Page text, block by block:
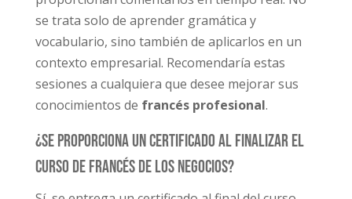
se trata solo de aprender gramática y
vocabulario, sino también de aplicarlos en un
contexto empresarial. Recomendaría estas
sesiones a cualquiera que desee mejorar sus
conocimientos de francés profesional.
¿Se proporciona un certificado al finalizar el
Curso de Francés de los Negocios?